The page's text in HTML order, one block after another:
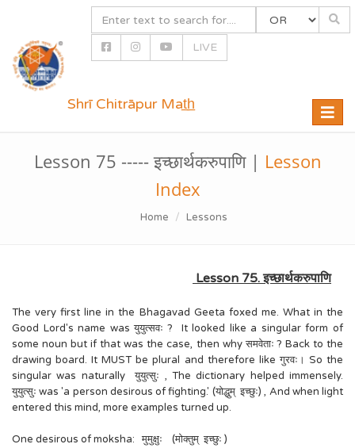
LIVE
Toggle
Shrī Chitrāpur Mat̲h̲
Lesson 75 ----- इच्छार्थकरुपाणि | Lesson
Index
Home Lessons
Lesson 75. इच्छार्थकरुपाणि
The very first line in the Bhagavad Geeta foxed me. What in the
Good Lord's name was युयुत्सवः ? It looked like a singular form of
some noun but if that was the case, then why समवेताः ? Back to the
drawing board. It MUST be plural and therefore like गुरवः। So the
singular was naturally युयुत्सुः , The dictionary helped immensely.
युयुत्सुः was 'a person desirous of fighting.' (योद्धुम् इच्छुः) , And when light
entered this mind, more examples turned up.
One desirous of moksha: मुमुक्षुः (मोक्तुम् इच्छुः )